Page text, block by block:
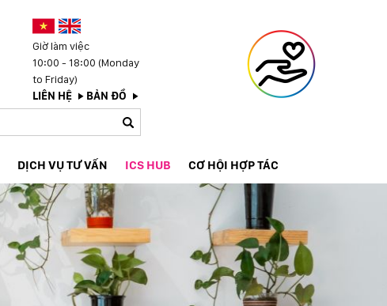
Giờ làm việc
10:00 - 18:00 (Monday
to Friday)
LIÊN HỆ
BẢN ĐỒ
DỊCH VỤ TƯ VẤN ICS HUB CƠ HỘI HỢP TÁC